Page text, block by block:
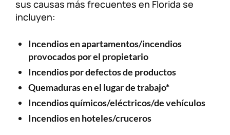
sus causas más frecuentes en Florida se
incluyen:
Incendios en apartamentos/incendios
provocados por el propietario
Incendios por defectos de productos
Quemaduras en el lugar de trabajo*
Incendios químicos/eléctricos/de vehículos
Incendios en hoteles/cruceros